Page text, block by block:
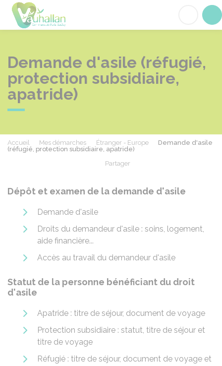
Demande d'asile (réfugié,
protection subsidiaire,
apatride)
Accueil Mes démarches Étranger - Europe
Demande d'asile
(réfugié, protection subsidiaire, apatride)
Partager
Dépôt et examen de la demande d'asile
Demande d'asile
Droits du demandeur d'asile : soins, logement,
aide financière...
Accès au travail du demandeur d'asile
Statut de la personne bénéficiant du droit
d'asile
Apatride : titre de séjour, document de voyage
Protection subsidiaire : statut, titre de séjour et
titre de voyage
Réfugié : titre de séjour, document de voyage et